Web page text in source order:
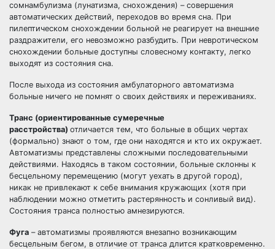
сомнамбулизма (лунатизма, снохождения) – совершения
автоматических действий, переходов во время сна. При
пилептическом снохождении больной не реагирует на внешние
раздражители, его невозможно разбудить. При невротическом
снохождении больные доступны словесному контакту, легко
выходят из состояния сна.
После выхода из состояния амбулаторного автоматизма
больные ничего не помнят о своих действиях и переживаниях.
Транс (ориентированные сумеречные
расстройства) отличается тем, что больные в общих чертах
(формально) знают о том, где они находятся и кто их окружает.
Автоматизмы представлены сложными последовательными
действиями. Находясь в таком состоянии, больные склонны к
бесцельному перемещению (могут уехать в другой город),
никак не привлекают к себе внимания кружающих (хотя при
наблюдении можно отметить растерянность и сонливый вид).
Состояния транса полностью амнезируются.
Фуга – автоматизмы проявляются внезапно возникающим
бесцельным бегом, в отличие от транса длится кратковременно.